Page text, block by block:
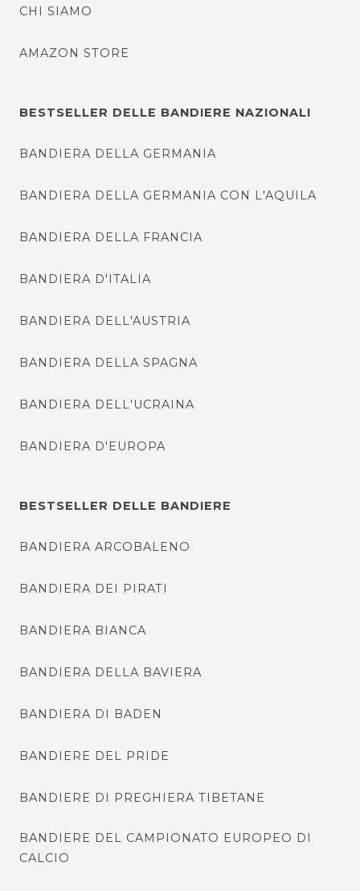
CHI SIAMO
AMAZON STORE
BESTSELLER DELLE BANDIERE NAZIONALI
BANDIERA DELLA GERMANIA
BANDIERA DELLA GERMANIA CON L'AQUILA
BANDIERA DELLA FRANCIA
BANDIERA D'ITALIA
BANDIERA DELL'AUSTRIA
BANDIERA DELLA SPAGNA
BANDIERA DELL'UCRAINA
BANDIERA D'EUROPA
BESTSELLER DELLE BANDIERE
BANDIERA ARCOBALENO
BANDIERA DEI PIRATI
BANDIERA BIANCA
BANDIERA DELLA BAVIERA
BANDIERA DI BADEN
BANDIERE DEL PRIDE
BANDIERE DI PREGHIERA TIBETANE
BANDIERE DEL CAMPIONATO EUROPEO DI
CALCIO